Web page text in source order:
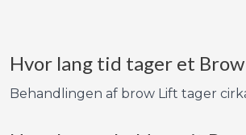
​Hvor lang tid tager et
Behandlingen af brow Lift tager